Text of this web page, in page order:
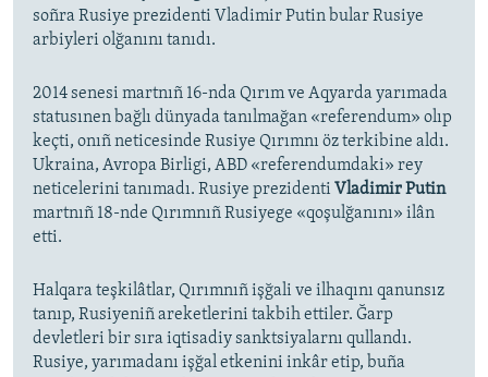
soñra Rusiye prezidenti Vladimir Putin bular Rusiye
arbiyleri olğanını tanıdı.
2014 senesi martnıñ 16-nda Qırım ve Aqyarda yarımada
statusınen bağlı dünyada tanılmağan «referendum» olıp
keçti, onıñ neticesinde Rusiye Qırımnı öz terkibine aldı.
Ukraina, Avropa Birligi, ABD «referendumdaki» rey
neticelerini tanımadı. Rusiye prezidenti Vladimir Putin
martnıñ 18-nde Qırımnıñ Rusiyege «qoşulğanını» ilân
etti.
Halqara teşkilâtlar, Qırımnıñ işğali ve ilhaqını qanunsız
tanıp, Rusiyeniñ areketlerini takbih ettiler. Ğarp
devletleri bir sıra iqtisadiy sanktsiyalarnı qullandı.
Rusiye, yarımadanı işğal etkenini inkâr etip, buña